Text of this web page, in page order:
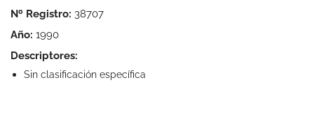
Nº Registro: 38707
Año: 1990
Descriptores:
Sin clasificación específica